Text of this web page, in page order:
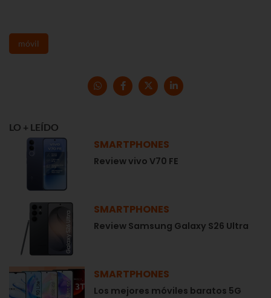
móvil
LO + LEÍDO
SMARTPHONES
Review vivo V70 FE
SMARTPHONES
Review Samsung Galaxy S26 Ultra
SMARTPHONES
Los mejores móviles baratos 5G